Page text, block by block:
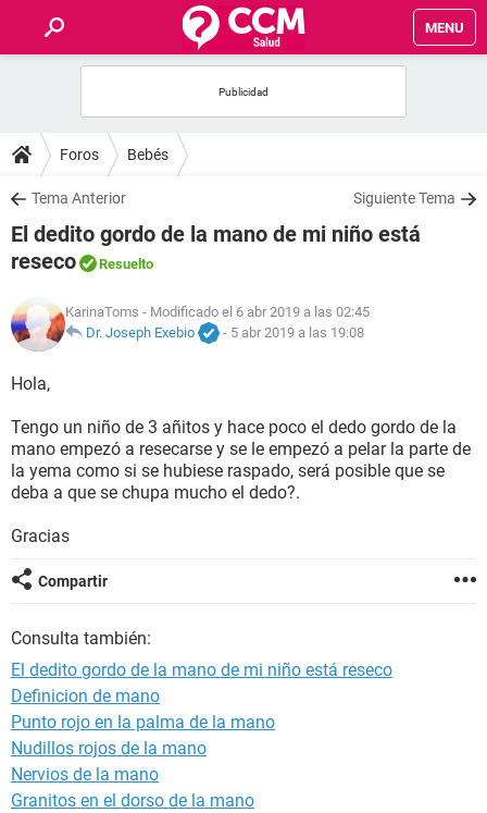
MENU
FOROS
SALUD
NUTRICIÓN
SEXUALIDAD
GLOSARIO
Foros Bebés
Tema Anterior Siguiente Tema
El dedito gordo de la mano de mi niño está
reseco
Resuelto
KarinaToms - Modificado el 6 abr 2019 a las 02:45
Dr. Joseph Exebio
- 5 abr 2019 a las 19:08
Hola,
Tengo un niño de 3 añitos y hace poco el dedo gordo de la
mano empezó a resecarse y se le empezó a pelar la parte de
la yema como si se hubiese raspado, será posible que se
deba a que se chupa mucho el dedo?.
Gracias
Compartir
Consulta también:
El dedito gordo de la mano de mi niño está reseco
Definicion de mano
Punto rojo en la palma de la mano
Nudillos rojos de la mano
Nervios de la mano
Granitos en el dorso de la mano